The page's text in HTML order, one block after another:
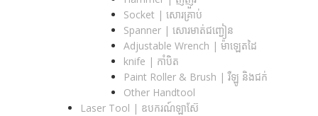
Socket | សោរគ្រាប់
Spanner |​ សោរមាត់ជញ្ជៀន
Adjustable Wrench |​ ម៉ាឡេតដៃ
knife | កាំបិត
Paint Roller & Brush | រឺឡូ និងជក់
Other Handtool
Laser Tool | ឧបករណ៍ឡាស៊ែ